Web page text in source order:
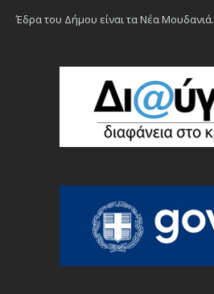
Έδρα του Δήμου είναι τα Νέα Μουδανιά.